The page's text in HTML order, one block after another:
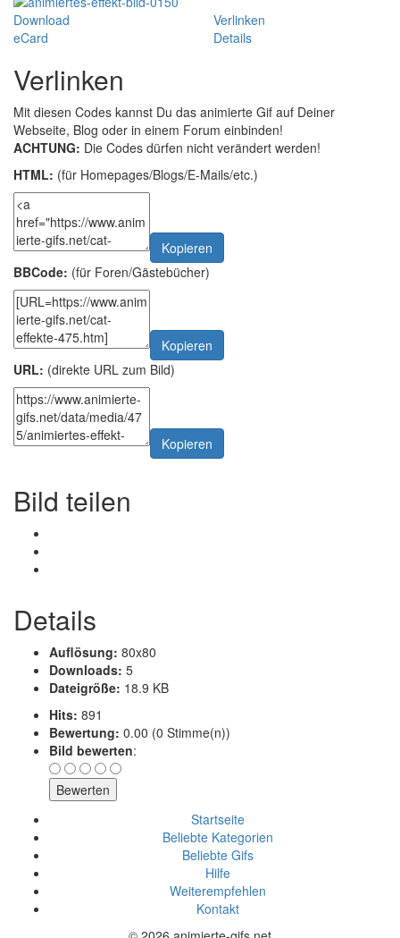
Download
Verlinken
eCard
Details
Verlinken
Mit diesen Codes kannst Du das animierte Gif auf Deiner
Webseite, Blog oder in einem Forum einbinden!
ACHTUNG: Die Codes dürfen nicht verändert werden!
HTML: (für Homepages/Blogs/E-Mails/etc.)
Kopieren
BBCode: (für Foren/Gästebücher)
Kopieren
URL: (direkte URL zum Bild)
Kopieren
Bild teilen
Details
Auflösung: 80x80
Downloads: 5
Dateigröße: 18.9 KB
Hits: 891
Bewertung: 0.00 (0 Stimme(n))
Bild bewerten:
Startseite
Beliebte Kategorien
Beliebte Gifs
Hilfe
Weiterempfehlen
Kontakt